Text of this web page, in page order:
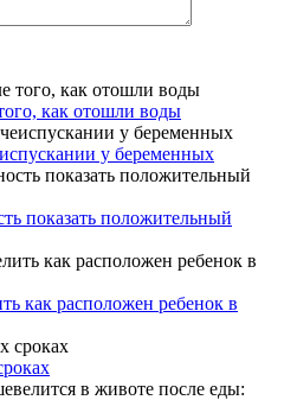
как отошли воды
у беременных
показать положительный
как расположен ребенок в